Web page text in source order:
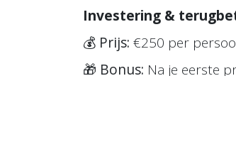
Investering &
💰 Prijs: €250 per
🎁 Bonus: Na je eerste